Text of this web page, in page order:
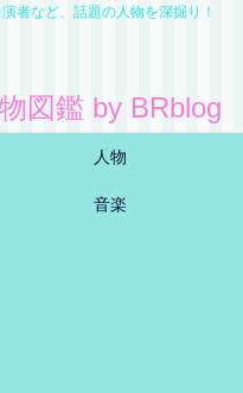
者など、話題の人物を深掘り！
図鑑 by BRblog
人物
音楽